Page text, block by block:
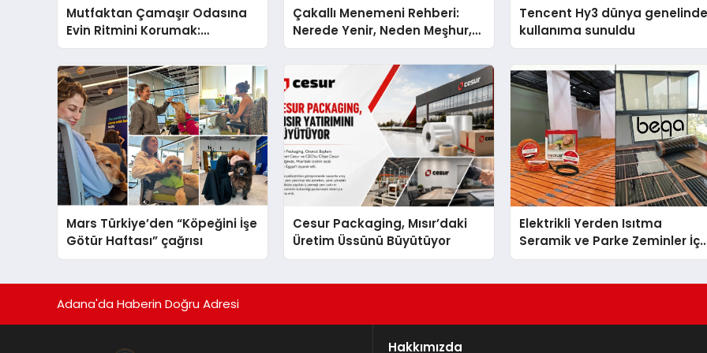
Mutfaktan Çamaşır Odasına
Evin Ritmini Korumak:
Electrolux Cihazlarında Dürüst
Teknik Destek Deneyimi
Çakallı Menemeni Rehberi:
Nerede Yenir, Neden Meşhur,
Nasıl Yapılır?
Tencent Hy3 dünya
kullanıma sunuldu
Mars Türkiye’den “Köpeğini İşe
Götür Haftası” çağrısı
Cesur Packaging, Mısır’daki
Üretim Üssünü Büyütüyor
Elektrikli Yerden Isıtma
Seramik ve Parke Zeminler
En Verimli Çözümler
Adana'da Haberin Doğru Adresi
Hakkımızda